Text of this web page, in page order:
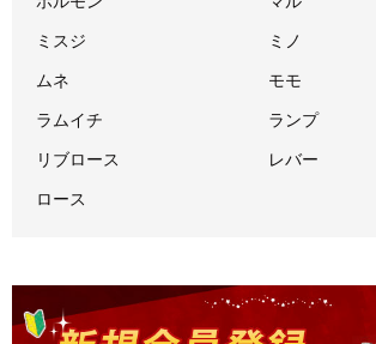
ミスジ ミノ
ムネ モモ
ラムイチ ランプ
リブロース レバー
ロース